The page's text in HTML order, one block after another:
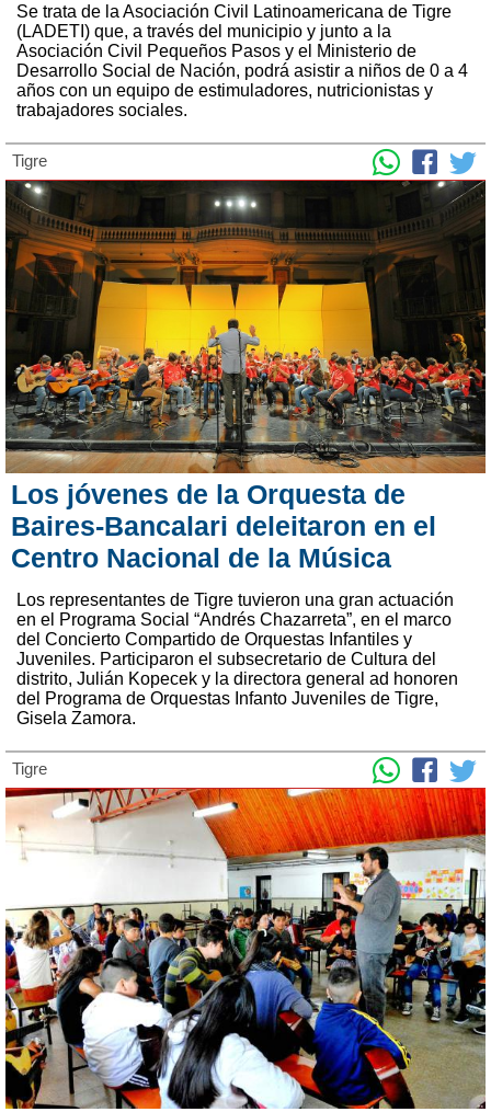
Se trata de la Asociación Civil Latinoamericana de Tigre
(LADETI) que, a través del municipio y junto a la
Asociación Civil Pequeños Pasos y el Ministerio de
Desarrollo Social de Nación, podrá asistir a niños de 0 a 4
años con un equipo de estimuladores, nutricionistas y
trabajadores sociales.
Tigre
Los jóvenes de la Orquesta de
Baires-Bancalari deleitaron en el
Centro Nacional de la Música
Los representantes de Tigre tuvieron una gran actuación
en el Programa Social “Andrés Chazarreta”, en el marco
del Concierto Compartido de Orquestas Infantiles y
Juveniles. Participaron el subsecretario de Cultura del
distrito, Julián Kopecek y la directora general ad honoren
del Programa de Orquestas Infanto Juveniles de Tigre,
Gisela Zamora.
Tigre